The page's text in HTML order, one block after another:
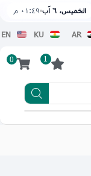
الخميس، ٦ آب ٠١:٤٩ م
AR
KU
EN
1
0